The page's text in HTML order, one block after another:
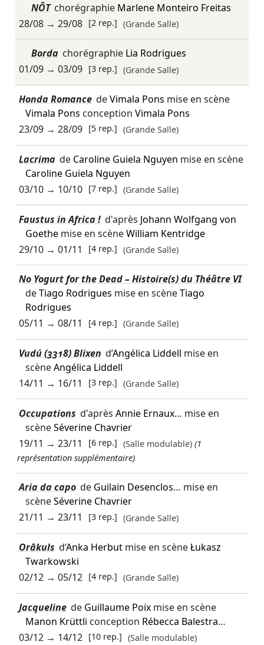
NÔT chorégraphie Marlene Monteiro Freitas
28/08→ 29/08 [2 rep.] (Grande Salle)
Borda chorégraphie Lia Rodrigues
01/09→ 03/09 [3 rep.] (Grande Salle)
Honda Romance deVimala Pons mise en scène
Vimala Pons conception Vimala Pons
23/09→ 28/09 [5 rep.] (Grande Salle)
Lacrima de Caroline Guiela Nguyen mise en scène
Caroline Guiela Nguyen
03/10→ 10/10 [7 rep.] (Grande Salle)
Faustus in Africa ! d'après Johann Wolfgang von
Goethemise en scèneWilliam Kentridge
29/10→ 01/11 [4 rep.] (Grande Salle)
No Yogurt for the Dead – Histoire(s) du Théâtre VI
deTiago Rodrigues mise en scèneTiago
Rodrigues
05/11 → 08/11 [4 rep.] (Grande Salle)
Vudú (3318) Blixen d’Angélica Liddell mise en
scèneAngélica Liddell
14/11 → 16/11 [3 rep.] (Grande Salle)
Occupations d'après Annie Ernaux… mise en
scèneSéverine Chavrier
19/11 → 23/11 [6 rep.] (Salle modulable) (1
représentation supplémentaire)
Aria da capo de Guilain Desenclos… mise en
scèneSéverine Chavrier
21/11 → 23/11 [3 rep.] (Grande Salle)
Orākuls d’Anka Herbutmise en scèneŁukasz
Twarkowski
02/12→ 05/12 [4 rep.] (Grande Salle)
Jacqueline de Guillaume Poixmise en scène
Manon Krüttli conception Rébecca Balestra…
03/12→ 14/12 [10 rep.] (Salle modulable)